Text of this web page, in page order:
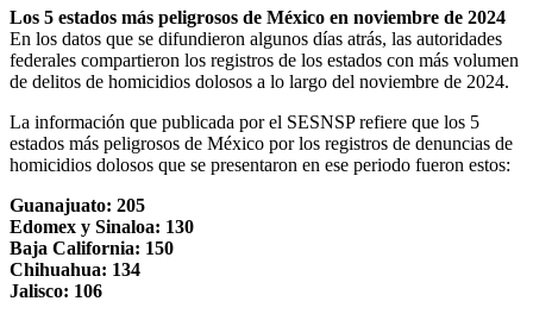
Los 5 estados más peligrosos de México en noviembre de 2024
En los datos que se difundieron algunos días atrás, las autoridades
federales compartieron los registros de los estados con más volumen
de delitos de homicidios dolosos a lo largo del noviembre de 2024.
La información que publicada por el SESNSP refiere que los 5
estados más peligrosos de México por los registros de denuncias de
homicidios dolosos que se presentaron en ese periodo fueron estos:
Guanajuato: 205
Edomex y Sinaloa: 130
Baja California: 150
Chihuahua: 134
Jalisco: 106